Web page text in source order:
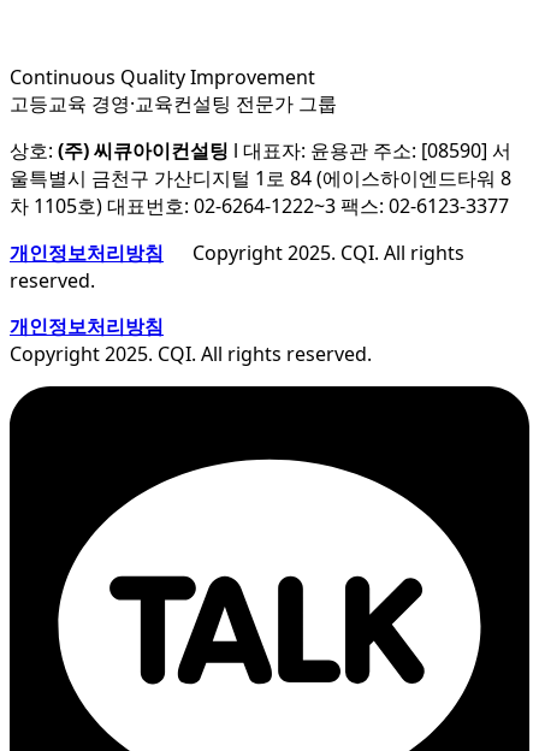
Continuous Quality Improvement
고등교육 경영·교육컨설팅 전문가 그룹
상호: (주) 씨큐아이컨설팅 l 대표자: 윤용관 주소: [08590] 서
울특별시 금천구 가산디지털 1로 84 (에이스하이엔드타워 8
차 1105호) 대표번호: 02-6264-1222~3 팩스: 02-6123-3377
개인정보처리방침 Copyright 2025. CQI. All rights
reserved.
개인정보처리방침
Copyright 2025. CQI. All rights reserved.